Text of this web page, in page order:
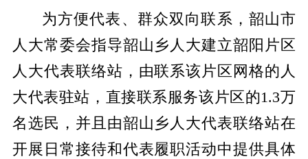
为方便代表、群众双向联系，韶山市
人大常委会指导韶山乡人大建立韶阳片区
人大代表联络站，由联系该片区网格的人
大代表驻站，直接联系服务该片区的1.3万
名选民，并且由韶山乡人大代表联络站在
开展日常接待和代表履职活动中提供具体